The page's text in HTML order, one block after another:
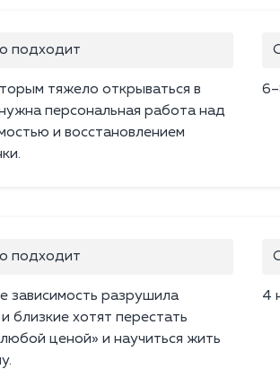
подходит
тяжело открываться в
персональная работа над
и восстановлением
подходит
зависимость разрушила
близкие хотят перестать
любой ценой» и научиться жить
4